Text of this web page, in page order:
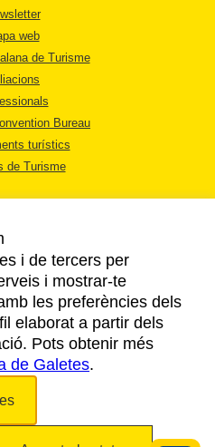
web
de Turisme
Bureau
turístics
de Turisme
LEGAL
PRIVACITAT
i de tercers per
i mostrar-te
les preferències dels
elaborat a partir dels
Pots obtenir més
de Galetes.